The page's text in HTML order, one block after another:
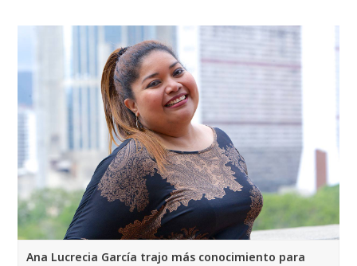
Ana Lucrecia García trajo más conocimiento para